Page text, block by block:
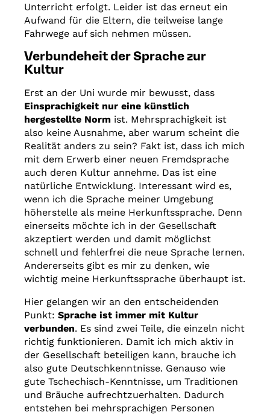
Blog: Zwischen
Grenzen
Unterricht erfolgt. Leider ist das erneut ein
Aufwand für die Eltern, die teilweise lange
Fahrwege auf sich nehmen müssen.
Verbundeheit der Sprache zur
Kultur
Erst an der Uni wurde mir bewusst, dass
Einsprachigkeit nur eine künstlich
hergestellte Norm ist. Mehrsprachigkeit ist
also keine Ausnahme, aber warum scheint die
Realität anders zu sein? Fakt ist, dass ich mich
mit dem Erwerb einer neuen Fremdsprache
auch deren Kultur annehme. Das ist eine
natürliche Entwicklung. Interessant wird es,
wenn ich die Sprache meiner Umgebung
höherstelle als meine Herkunftssprache. Denn
einerseits möchte ich in der Gesellschaft
akzeptiert werden und damit möglichst
schnell und fehlerfrei die neue Sprache lernen.
Andererseits gibt es mir zu denken, wie
wichtig meine Herkunftssprache überhaupt ist.
Hier gelangen wir an den entscheidenden
Punkt: Sprache ist immer mit Kultur
verbunden. Es sind zwei Teile, die einzeln nicht
richtig funktionieren. Damit ich mich aktiv in
der Gesellschaft beteiligen kann, brauche ich
also gute Deutschkenntnisse. Genauso wie
gute Tschechisch-Kenntnisse, um Traditionen
und Bräuche aufrechtzuerhalten. Dadurch
entstehen bei mehrsprachigen Personen